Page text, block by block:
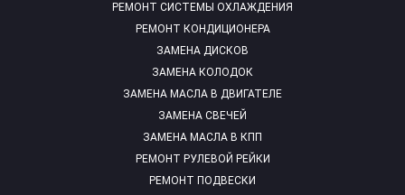
РЕМОНТ СИСТЕМЫ ОХЛАЖДЕНИЯ
РЕМОНТ КОНДИЦИОНЕРА
ЗАМЕНА ДИСКОВ
ЗАМЕНА КОЛОДОК
ЗАМЕНА МАСЛА В ДВИГАТЕЛЕ
ЗАМЕНА СВЕЧЕЙ
ЗАМЕНА МАСЛА В КПП
РЕМОНТ РУЛЕВОЙ РЕЙКИ
РЕМОНТ ПОДВЕСКИ